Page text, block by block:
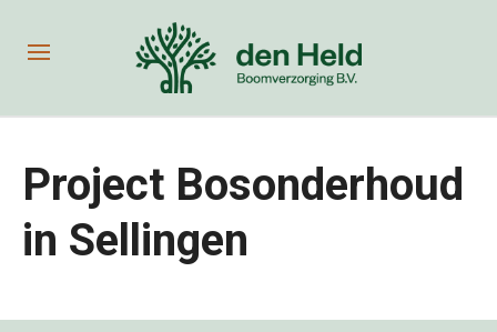
Project Bosonderhoud
in Sellingen